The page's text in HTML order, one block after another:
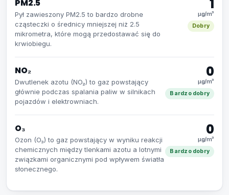
PM2.5
Pył zawieszony PM2.5 to bardzo drobne
cząsteczki o średnicy mniejszej niż 2.5
mikrometra, które mogą przedostawać się do
krwiobiegu.
1
µg/m³
Dobry
NO₂
Dwutlenek azotu (NO₂) to gaz powstający
głównie podczas spalania paliw w silnikach
pojazdów i elektrowniach.
0
µg/m³
Bardzo dobry
O₃
Ozon (O₃) to gaz powstający w wyniku reakcji
chemicznych między tlenkami azotu a lotnymi
związkami organicznymi pod wpływem światła
słonecznego.
0
µg/m³
Bardzo dobry